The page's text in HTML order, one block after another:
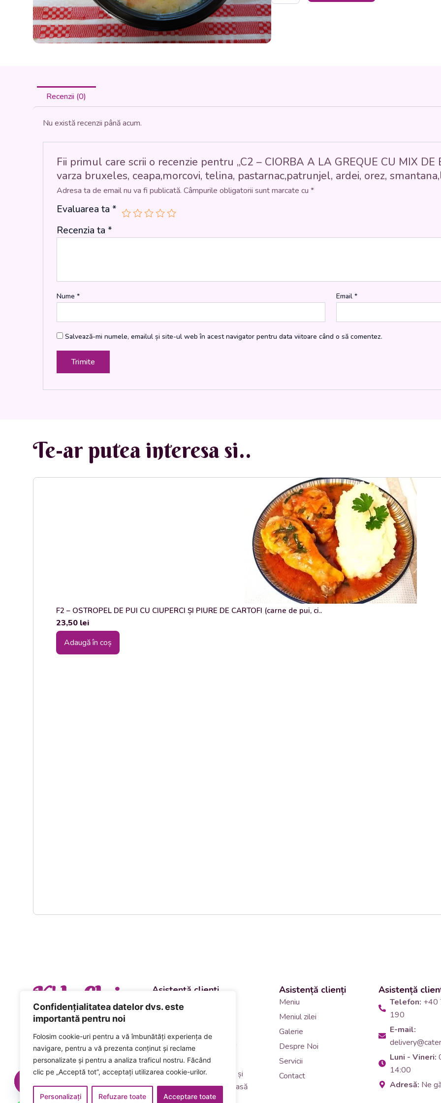
Confidențialitatea datelor dvs. este
importantă pentru noi
Folosim cookie-uri pentru a vă îmbunătăți experiența de
navigare, pentru a vă prezenta conținut și reclame
personalizate și pentru a analiza traficul nostru. Făcând
clic pe „Acceptă tot”, acceptați utilizarea cookie-urilor.
Personalizați Refuzare toate Acceptare toate
-
CIORBA
A
LA
broccoli,
pastarnac,patrunjel,
ardei,
orez,
400
Recenzii (0)
Nu există recenzii până acum.
Fii primul care scrii o recenzie pentru „C2 – CIORBA A LA GREQUE CU MIX DE
varza bruxeles, ceapa,morcovi, telina, pastarnac,patrunjel, ardei, orez,
Adresa ta de email nu va fi publicată. Câmpurile obligatorii sunt marcate cu *
Evaluarea ta *
Recenzia ta *
Nume * Email*
Salvează-mi numele, emailul și site-ul web în acest navigator pentru data viitoare când o să comentez.
Te-ar putea interesa si..
F2 – OSTROPEL DE PUI CU CIUPERCI ȘI PIURE DE CARTOFI (carne de pui, ci..
23,50 lei
Adaugă în coș
K' la Cluj Asistență clienți
Departament vânzări și
Comenzi și livrări catering
+40 746 223 190
Acceptăm plata numerar și
card inclusiv carduri de masă
Asistență clienți
Meniu
Meniul zilei
Galerie
Despre Noi
Servicii
Contact
Asistență
Telefon: +40
190
E-mail:
Luni - Vineri:
14:00
Adresă: Ne